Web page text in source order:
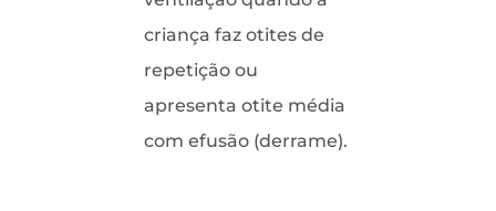
criança faz otites de
repetição ou
apresenta otite média
com efusão (derrame).